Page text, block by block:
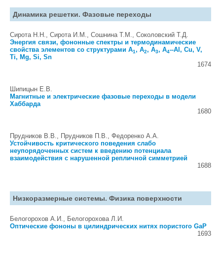
Динамика решетки. Фазовые переходы
Сирота Н.Н., Сирота И.М., Сошнина Т.М., Соколовский Т.Д.
Энергия связи, фононные спектры и термодинамические
свойства элементов со структурами A1, A2, A3, A4--Al, Cu, V,
Ti, Mg, Si, Sn
1674
Шипицын Е.В.
Магнитные и электрические фазовые переходы в модели
Хаббарда
1680
Прудников В.В., Прудников П.В., Федоренко А.А.
Устойчивость критического поведения слабо
неупорядоченных систем к введению потенциала
взаимодействия с нарушенной репличной симметрией
1688
Низкоразмерные системы. Физика поверхности
Белогорохов А.И., Белогорохова Л.И.
Оптические фононы в цилиндрических нитях пористого GaP
1693